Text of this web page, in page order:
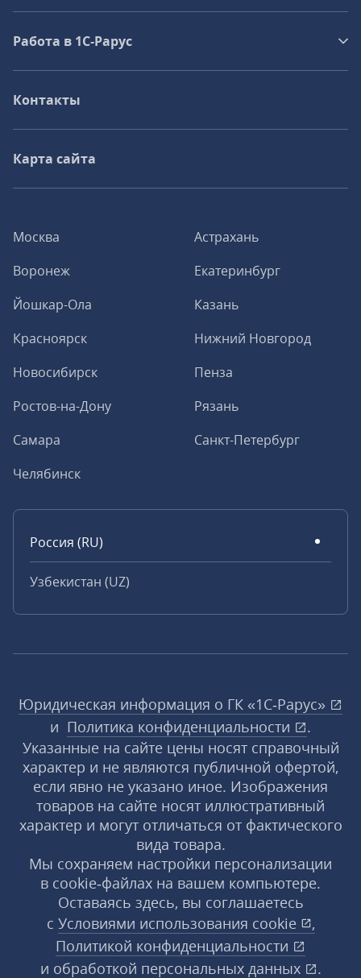
Москва
Астрахань
Воронеж
Екатеринбург
Йошкар-Ола
Казань
Красноярск
Нижний Новгород
Новосибирск
Пенза
Ростов-на-Дону
Рязань
Самара
Санкт-Петербург
Челябинск
Россия (RU)
Узбекистан (UZ)
Работа в 1С‑Рарус
Контакты
Карта сайта
Юридическая информация о ГК «1С‑Рарус»
и Политика конфиденциальности
.
Указанные на сайте цены носят справочный
характер и не являются публичной офертой,
если явно не указано иное. Изображения
товаров на сайте носят иллюстративный
характер и могут отличаться от фактического
вида товара.
Мы сохраняем настройки персонализации
в cookie‑файлах на вашем компьютере.
Оставаясь здесь, вы соглашаетесь
с Условиями использования cookie
,
Политикой конфиденциальности
и обработкой персональных данных .